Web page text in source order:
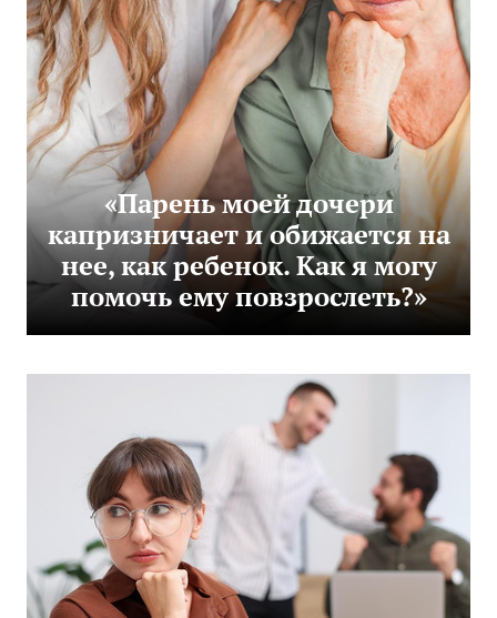
«Парень моей дочери
капризничает и обижается на
нее, как ребенок. Как я могу
помочь ему повзрослеть?»